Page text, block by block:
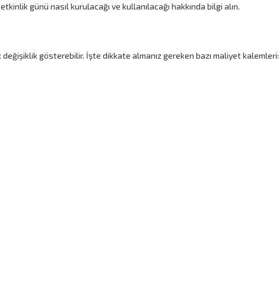
etkinlik günü nasıl kurulacağı ve kullanılacağı hakkında bilgi alın.
gösterebilir. İşte dikkate almanız gereken bazı maliyet kalemleri: